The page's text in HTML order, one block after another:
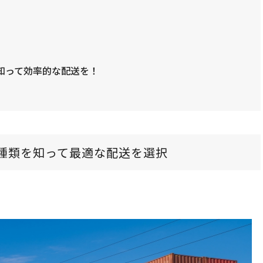
て効率的な配送を！
類を知って最適な配送を選択